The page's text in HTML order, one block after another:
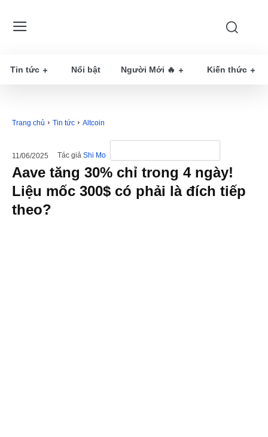
Tin tức Nổi bật Người Mới 🔥 Kiến thức
Trang chủ Tin tức Altcoin
11/06/2025 Tác giả Shi Mo
Aave tăng 30% chỉ trong 4 ngày!
Liệu mốc 300$ có phải là đích tiếp
theo?